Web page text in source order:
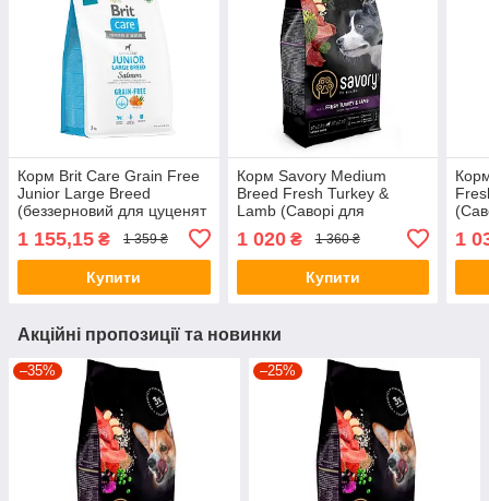
Корм Brit Care Grain Free
Junior Large Breed
(беззерновий для цуценят
великих порід з лососем)
3кг
1 155,15 ₴ 1 359 ₴
Купити
Корм Savory Medium
Breed Fresh Turkey &
Lamb (Саворі для
індичкою) 3кг.
1 020₴ 1 360 ₴
Купити
1
Акційні пропозиції та новинки
–35% –25%